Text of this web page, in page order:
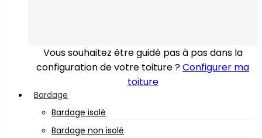
Vous souhaitez être guidé pas à pas dans la
configuration de votre toiture ?Configurer ma
toiture
Bardage
Bardage isolé
Bardage non isolé